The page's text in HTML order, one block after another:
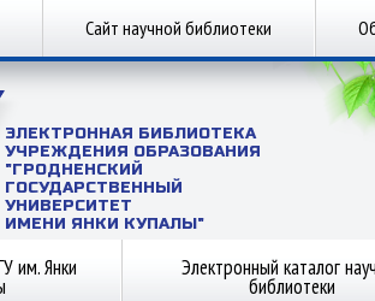
Сайт научной библиотеки
ЭЛЕКТРОННАЯ БИБЛИОТЕКА
УЧРЕЖДЕНИЯ ОБРАЗОВАНИЯ
"ГРОДНЕНСКИЙ
ГОСУДАРСТВЕННЫЙ
УНИВЕРСИТЕТ
ИМЕНИ ЯНКИ КУПАЛЫ"
им. Янки Электронный каталог
библиотеки